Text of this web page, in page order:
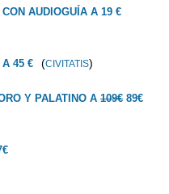
AUDIOGUÍA A 19 €
A 45 € (CIVITATIS)
Y PALATINO A 109€ 89€